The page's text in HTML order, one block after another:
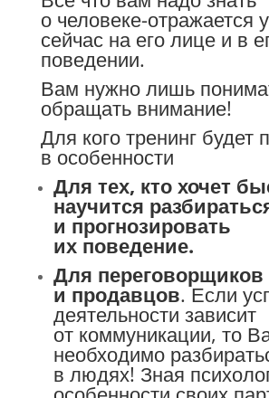
о человеке-отражается
сейчас на его лице и в
поведении.
Вам нужно лишь
обращать внимание!
Для кого тренинг будет
в особенности
Для тех, кто хочет
научится
и прогнозировать
их поведение.
Для переговорщиков
и продавцов. Если
деятельности зависит
от коммуникации, то
необходимо
в людях! Зная